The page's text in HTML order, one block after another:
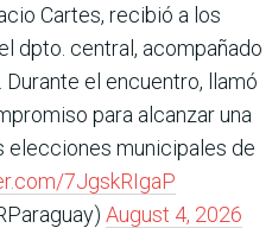
Cartes, recibió a los
dpto. central, acompañado
el encuentro, llamó
para alcanzar una
elecciones municipales de
7JgskRIgaP
August 4, 2026